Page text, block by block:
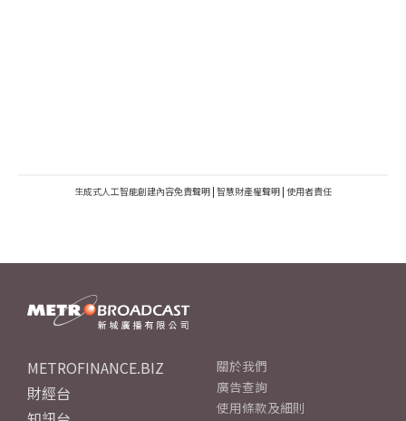
生成式人工智能創建內容免責聲明 | 智慧財產權聲明 | 使用者責任
METROFINANCE.BIZ
財經台
關於我們
廣告查詢
使用條款及細則